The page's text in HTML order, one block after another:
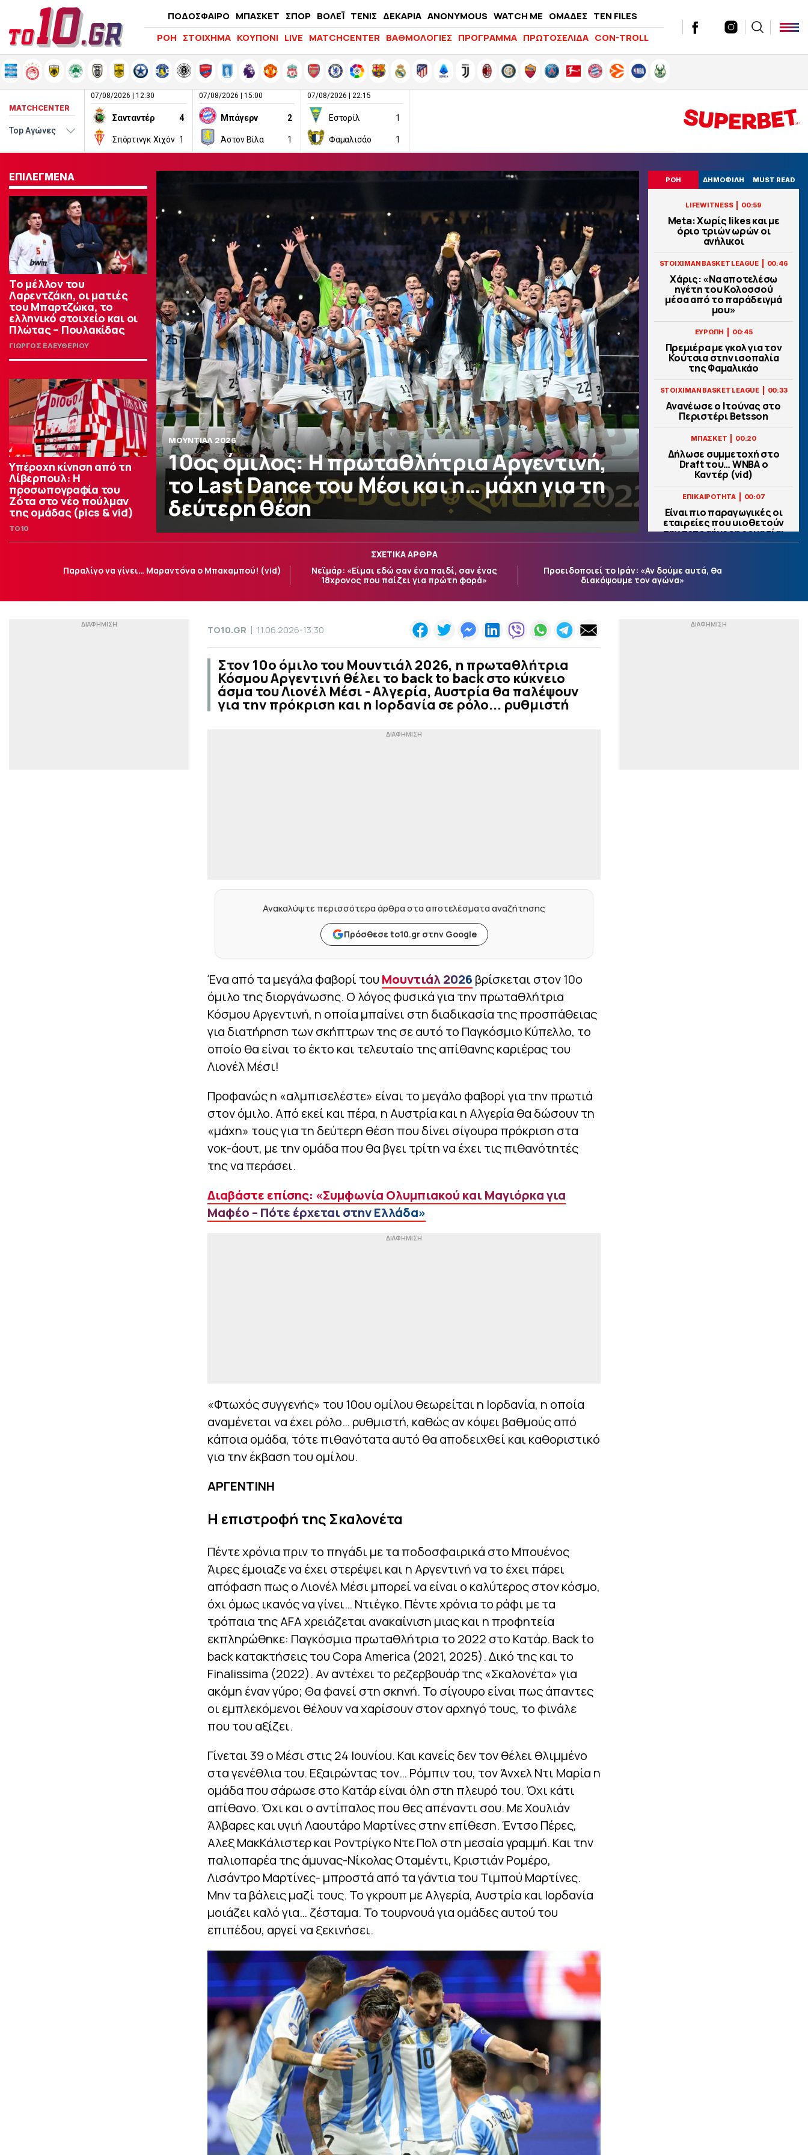
ΠΟΔΟΣΦΑΙΡΟ ΜΠΑΣΚΕΤ ΣΠΟΡ ΒΟΛΕΪ ΤΕΝΙΣ ΔΕΚΑΡΙΑ ANONYMOUS WATCH ME ΟΜΑΔΕΣ TEN FILES
LIFEWITNESS
ΡΟΗ ΣΤΟΙΧΗΜΑ ΚΟΥΠΟΝΙ LIVE MATCHCENTER ΒΑΘΜΟΛΟΓΙΕΣ ΠΡΟΓΡΑΜΜΑ ΠΡΩΤΟΣΕΛΙΔΑ CON-TROLL
MATCHCENTER
07/08/2026 | 12:30
Σανταντέρ 4
Σπόρτινγκ Χιχόν 1
07/08/2026 | 15:00
Μπάγερν 2
Άστον Βίλα 1
07/08/2026 | 22:15
Εστορίλ 1
Φαμαλισάο 1
ΕΠΙΛΕΓΜΕΝΑ
Το μέλλον του
Λαρεντζάκη, οι ματιές
του Μπαρτζώκα, το
ελληνικό στοιχείο και οι
Πλώτας – Πουλακίδας
ΓΙΩΡΓΟΣ ΕΛΕΥΘΕΡΙΟΥ
Υπέροχη κίνηση από τη
Λίβερπουλ: Η
προσωπογραφία του
Ζότα στο νέο πούλμαν
της ομάδας (pics & vid)
TO10
ΜΟΥΝΤΙΑΛ 2026
10ος όμιλος: H πρωταθλήτρια Αργεντινή,
το Last Dance του Μέσι και η… μάχη για τη
δεύτερη θέση
ΡΟΗ ΔΗΜΟΦΙΛΗ MUST READ
LIFEWITNESS 00:59
Meta: Χωρίς likes και με
όριο τριών ωρών οι
ανήλικοι
STOIXIMAN BASKET LEAGUE 00:46
Χάρις: «Να αποτελέσω
ηγέτη του Κολοσσού
μέσα από το παράδειγμά
μου»
ΕΥΡΩΠΗ 00:45
Πρεμιέρα με γκολ για τον
Κούτσια στην ισοπαλία
της Φαμαλικάο
STOIXIMAN BASKET LEAGUE 00:33
Ανανέωσε ο Ιτούνας στο
Περιστέρι Betsson
ΜΠΑΣΚΕΤ 00:20
Δήλωσε συμμετοχή στο
Draft του… WNBA ο
Καντέρ (vid)
ΕΠΙΚΑΙΡΟΤΗΤΑ 00:07
Είναι πιο παραγωγικές οι
εταιρείες που υιοθετούν
την τετραήμερη εργασία;
Μια νέα μελέτη δίνει
ACB |
Μπολομπόι η Μάλαγα»
ΣΧΕΤΙΚΑ ΑΡΘΡΑ
Παραλίγο να γίνει… Μαραντόνα ο Μπακαμπού! (vid)
Νεϊμάρ: «Είμαι εδώ σαν ένα παιδί, σαν ένας
18χρονος που παίζει για πρώτη φορά»
Προειδοποιεί το Ιράν: «Αν δούμε αυτά, θα
διακόψουμε τον αγώνα»
TO10.GR 11.06.2026-13:30
Στον 10ο όμιλο του Μουντιάλ 2026, η πρωταθλήτρια
Κόσμου Αργεντινή θέλει το back to back στο κύκνειο
άσμα του Λιονέλ Μέσι - Αλγερία, Αυστρία θα παλέψουν
για την πρόκριση και η Ιορδανία σε ρόλο... ρυθμιστή
Ανακαλύψτε περισσότερα άρθρα στα αποτελέσματα αναζήτησης
Πρόσθεσε to10.gr στην Google
Ένα από τα μεγάλα φαβορί του Μουντιάλ 2026 βρίσκεται στον 10ο
όμιλο της διοργάνωσης. Ο λόγος φυσικά για την πρωταθλήτρια
Κόσμου Αργεντινή, η οποία μπαίνει στη διαδικασία της προσπάθειας
για διατήρηση των σκήπτρων της σε αυτό το Παγκόσμιο Κύπελλο, το
οποίο θα είναι το έκτο και τελευταίο της απίθανης καριέρας του
Λιονέλ Μέσι!
Προφανώς η «αλμπισελέστε» είναι το μεγάλο φαβορί για την πρωτιά
στον όμιλο. Από εκεί και πέρα, η Αυστρία και η Αλγερία θα δώσουν τη
«μάχη» τους για τη δεύτερη θέση που δίνει σίγουρα πρόκριση στα
νοκ-άουτ, με την ομάδα που θα βγει τρίτη να έχει τις πιθανότητές
της να περάσει.
Διαβάστε επίσης: «Συμφωνία Ολυμπιακού και Μαγιόρκα για
Μαφέο – Πότε έρχεται στην Ελλάδα»
«Φτωχός συγγενής» του 10ου ομίλου θεωρείται η Ιορδανία, η οποία
αναμένεται να έχει ρόλο… ρυθμιστή, καθώς αν κόψει βαθμούς από
κάποια ομάδα, τότε πιθανότατα αυτό θα αποδειχθεί και καθοριστικό
για την έκβαση του ομίλου.
ΑΡΓΕΝΤΙΝΗ
Η επιστροφή της Σκαλονέτα
Πέντε χρόνια πριν το πηγάδι με τα ποδοσφαιρικά στο Μπουένος
Άιρες έμοιαζε να έχει στερέψει και η Αργεντινή να το έχει πάρει
απόφαση πως ο Λιονέλ Μέσι μπορεί να είναι ο καλύτερος στον κόσμο,
όχι όμως ικανός να γίνει… Ντιέγκο. Πέντε χρόνια το ράφι με τα
τρόπαια της AFA χρειάζεται ανακαίνιση μιας και η προφητεία
εκπληρώθηκε: Παγκόσμια πρωταθλήτρια το 2022 στο Κατάρ. Back to
back κατακτήσεις του Copa America (2021, 2025). Δικό της και το
Finalissima (2022). Αν αντέχει το ρεζερβουάρ της «Σκαλονέτα» για
ακόμη έναν γύρο; Θα φανεί στη σκηνή. Το σίγουρο είναι πως άπαντες
οι εμπλεκόμενοι θέλουν να χαρίσουν στον αρχηγό τους, το φινάλε
που του αξίζει.
Γίνεται 39 ο Μέσι στις 24 Ιουνίου. Και κανείς δεν τον θέλει θλιμμένο
στα γενέθλια του. Εξαιρώντας τον… Ρόμπιν του, τον Άνχελ Ντι Μαρία η
ομάδα που σάρωσε στο Κατάρ είναι όλη στη πλευρό του. Όχι κάτι
απίθανο. Όχι και ο αντίπαλος που θες απέναντι σου. Με Χουλιάν
Άλβαρες και υγιή Λαουτάρο Μαρτίνες στην επίθεση. Έντσο Πέρες,
Αλεξ ΜακΚάλιστερ και Ροντρίγκο Ντε Πολ στη μεσαία γραμμή. Και την
παλιοπαρέα της άμυνας-Νίκολας Οταμέντι, Κριστιάν Ρομέρο,
Λισάντρο Μαρτίνες- μπροστά από τα γάντια του Τιμπού Μαρτίνες.
Μην τα βάλεις μαζί τους. Το γκρουπ με Αλγερία, Αυστρία και Ιορδανία
μοιάζει καλό για… ζέσταμα. Το τουρνουά για ομάδες αυτού του
επιπέδου, αργεί να ξεκινήσει.